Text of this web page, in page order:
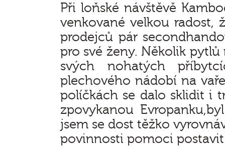
Při loňské návštěvě
venkované velkou
prodejců pár
pro své ženy. Několik
svých nohatých
plechového nádobí na
políčkách se dalo sklidit i
zpovykanou
jsem se dost těžko
povinnosti pomoci